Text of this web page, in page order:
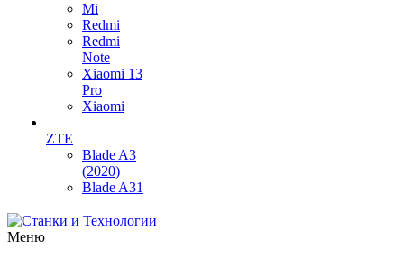
Mi
Redmi
Redmi
Note
Xiaomi 13
Pro
Xiaomi
ZTE
Blade A3
(2020)
Blade A31
Меню